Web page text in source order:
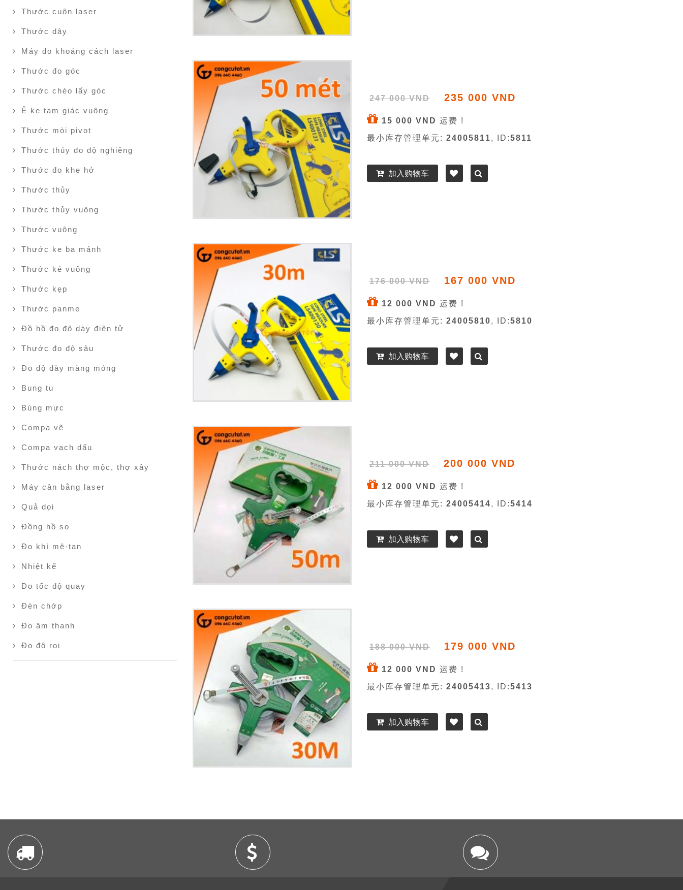
Thước cuôn laser
Thước dây
Máy đo khoảng cách laser
Thước đo góc
Thước chéo lấy góc
Ê ke tam giác vuông
Thước mòi pivot
Thước thủy đo độ nghiêng
Thước đo khe hở
Thước thủy
Thước thủy vuông
Thước vuông
Thước ke ba mảnh
Thước kẻ vuông
Thước kẹp
Thước panme
Đồ hồ đo độ dày điện tử
Thước đo độ sâu
Đo độ dày màng mỏng
Bung tu
Búng mực
Compa vẽ
Compa vạch dấu
Thước nách thợ mộc, thợ xây
Máy cân bằng laser
Quả dọi
Đồng hồ so
Đo khí mê-tan
Nhiệt kế
Đo tốc độ quay
Đèn chớp
Đo âm thanh
Đo độ rọi
247 000 VND 235 000 VND
15 000 VND 运费 !
最小库存管理单元: 24005811, ID:5811
加入购物车
176 000 VND 167 000 VND
12 000 VND 运费 !
最小库存管理单元: 24005810, ID:5810
加入购物车
211 000 VND 200 000 VND
12 000 VND 运费 !
最小库存管理单元: 24005414, ID:5414
加入购物车
188 000 VND 179 000 VND
12 000 VND 运费 !
最小库存管理单元: 24005413, ID:5413
加入购物车